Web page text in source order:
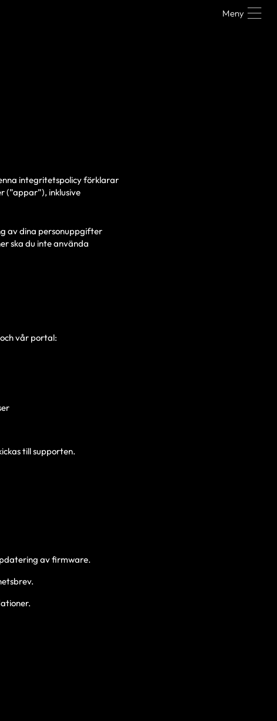
Meny
integritetspolicy förklarar
(”appar”), inklusive
av dina personuppgifter
ska du inte använda
vår portal:
till supporten.
av firmware.